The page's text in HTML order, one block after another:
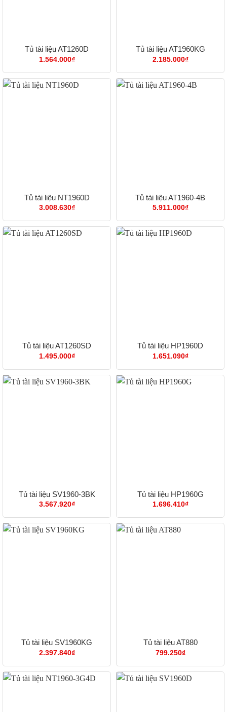
Tủ tài liệu AT1260D
1.564.000₫
Tủ tài liệu AT1960KG
2.185.000₫
Tủ tài liệu NT1960D
3.008.630₫
Tủ tài liệu AT1960-4B
5.911.000₫
Tủ tài liệu AT1260SD
1.495.000₫
Tủ tài liệu HP1960D
1.651.090₫
Tủ tài liệu SV1960-3BK
3.567.920₫
Tủ tài liệu HP1960G
1.696.410₫
Tủ tài liệu SV1960KG
2.397.840₫
Tủ tài liệu AT880
799.250₫